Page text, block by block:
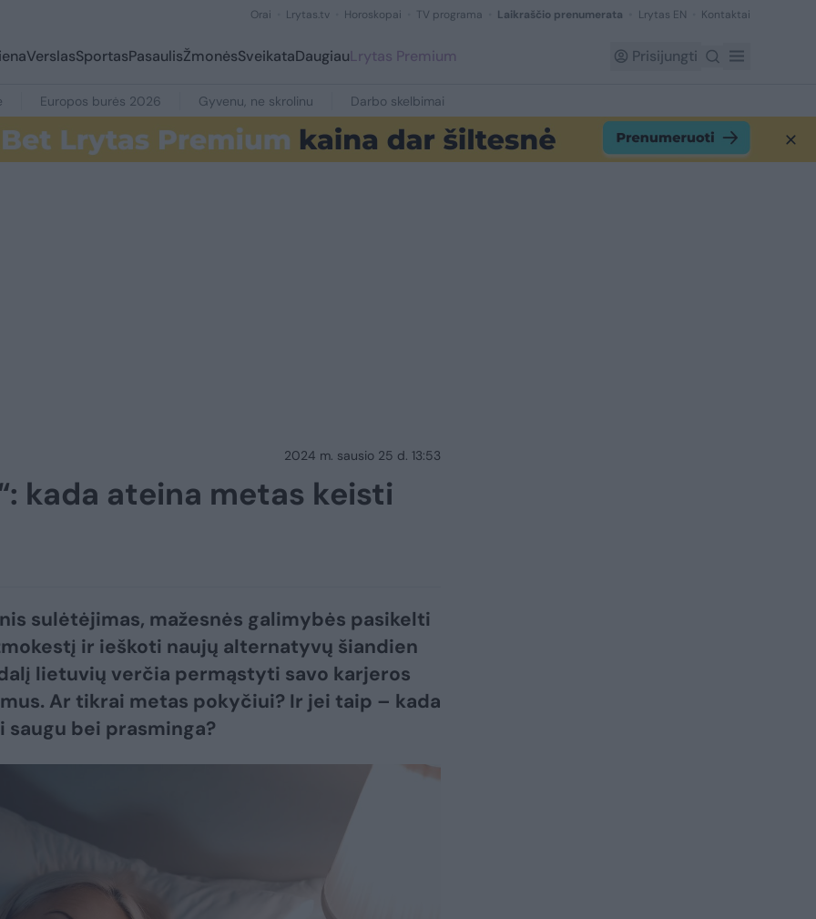
Orai Lrytas.tv Horoskopai TV programa Laikraščio prenumerata Lrytas EN Kontaktai
VerslasSportasPasaulisŽmonėsSveikataDaugiauLrytas Premium Prisijungti
Europos burės 2026 Gyvenu, ne skrolinu Darbo skelbimai
2024 m. sausio 25 d. 13:53
kada ateina metas keisti
sulėtėjimas, mažesnės galimybės pasikelti
ir ieškoti naujų alternatyvų šiandien
lietuvių verčia permąstyti savo karjeros
Ar tikrai metas pokyčiui? Ir jei taip – kada
bei prasminga?